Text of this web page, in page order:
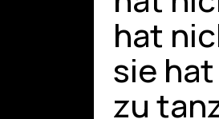
hat
sie
zu